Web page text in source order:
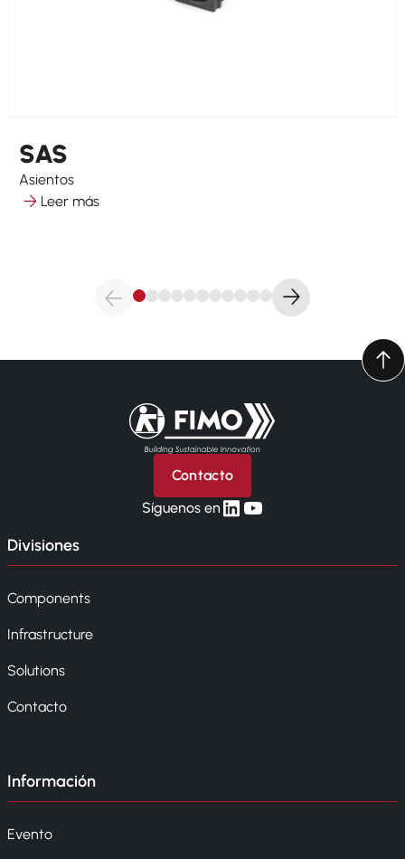
SAS
Asientos
Leer más
Volver a la página principal
Contacto
Síguenos enlinkedin
yt
Divisiones
Components
Infrastructure
Solutions
Contacto
Información
Evento